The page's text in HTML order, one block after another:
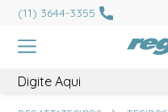
(11) 3644-3355